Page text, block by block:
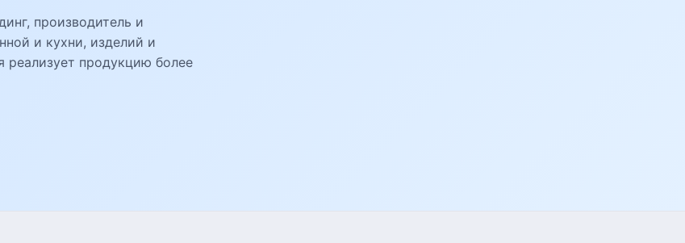
производитель и
и кухни, изделий и
реализует продукцию более